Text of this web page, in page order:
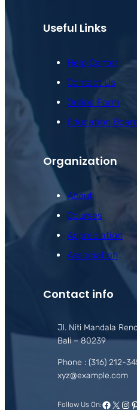
Useful Links
Help Center
Contact Us
Online Form
Education
Organization
About
Courses
Appreciation
Association
Contact info
Jl. Niti Mandala
Bali – 80239
Phone : (316) 212-
xyz@example.com
Follow Us On: X